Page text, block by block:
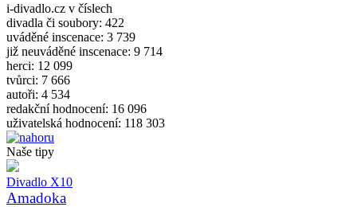
i-divadlo.cz v číslech
divadla či soubory: 422
uváděné inscenace: 3 739
již neuváděné inscenace: 9 714
herci: 12 099
tvůrci: 7 666
autoři: 4 534
redakční hodnocení: 16 096
uživatelská hodnocení: 118 303
Naše tipy
Divadlo X10
Amadoka